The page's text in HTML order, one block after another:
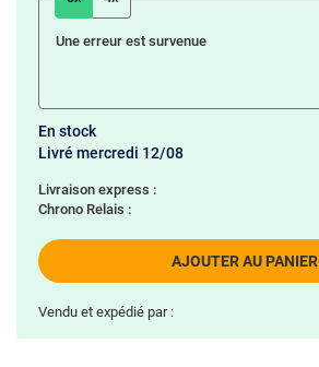
Une erreur est survenue
AJOUTER AU PANIER
En stock
Livraison express :
Chrono Relais :
Livré mercredi 12/08
Vendu et expédié par :